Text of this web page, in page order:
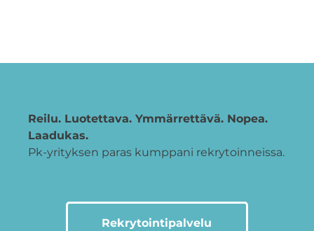
Reilu. Luotettava. Ymmärrettävä. Nopea.
Laadukas.
Pk-yrityksen paras kumppani rekrytoinneissa.
Rekrytointipalvelu